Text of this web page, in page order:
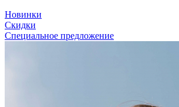
Новинки
Скидки
Специальное предложение